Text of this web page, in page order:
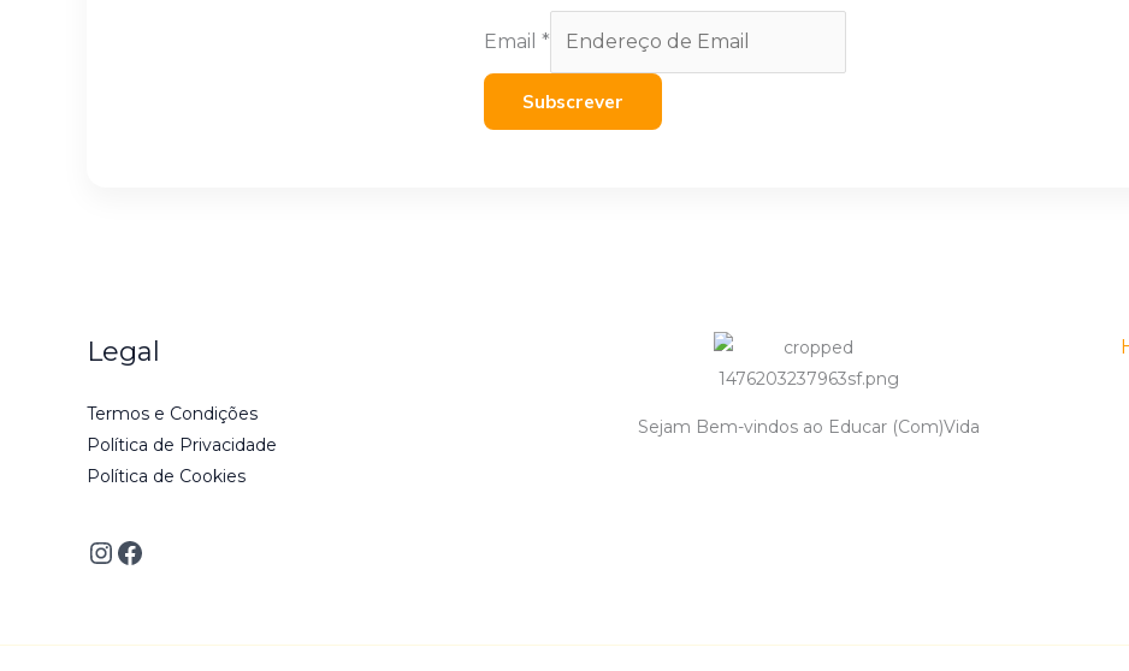
Email *
Subscrever
Legal
Termos e Condições
Política de Privacidade
Política de Cookies
Sejam Bem-vindos ao Educar (Com)Vida